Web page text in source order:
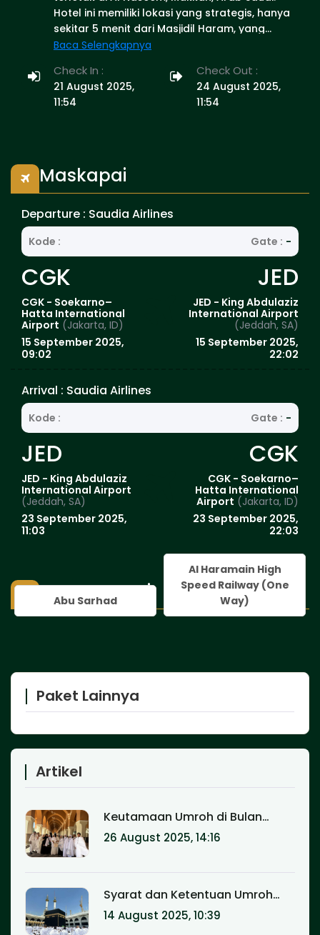
Hotel ini memiliki lokasi yang strategis, hanya
sekitar 5 menit dari Masjidil Haram, yang
membuatnya menjadi pilihan yang ideal bagi
Makkah. Hotel ini menawarkan berbagai
macam fasilitas, seperti restoran yang
menyajikan hidangan masakan lokal dan
parkir gratis bagi tamu yang membawa
kendaraan pribadi. Address: 6354 اجياد، الهجلة،
Telepon: +966125506190
Baca Selengkapnya
Check In :
21 August 2025,
11:54
Check Out :
24 August 2025,
11:54
Maskapai
Departure : Saudia Airlines
Kode : Gate : -
CGK
CGK - Soekarno–
Hatta International
Airport (Jakarta, ID)
15 September 2025,
09:02
JED
JED - King Abdulaziz
International Airport
(Jeddah, SA)
15 September 2025,
22:02
Arrival : Saudia Airlines
Kode : Gate : -
JED
JED - King Abdulaziz
International Airport
(Jeddah, SA)
23 September 2025,
11:03
CGK
CGK - Soekarno–
Hatta International
Airport (Jakarta, ID)
23 September 2025,
22:03
Transportasi
Abu Sarhad
Al Haramain High
Speed Railway (One
Way)
Paket Lainnya
Artikel
Keutamaan Umroh di Bulan
Ramadhan: Pahala Setara Haji
26 August 2025, 14:16
Syarat dan Ketentuan Umroh
Terbaru: Panduan Lengkap untuk
Calon Jamaah
14 August 2025, 10:39